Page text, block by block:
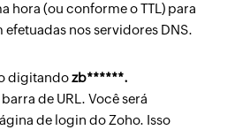
hora (ou conforme o TTL) para
efetuadas nos servidores DNS.
digitandozb******.
barra de URL. Você será
de login do Zoho. Isso